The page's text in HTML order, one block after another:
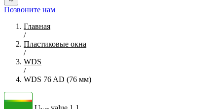
Позвоните нам
Главная
/
Пластиковые окна
/
WDS
/
WDS 76 AD (76 мм)